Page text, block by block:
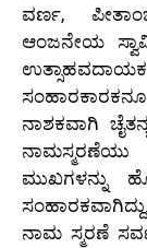
ವರ್ಣ,
ಆಂಜನೇಯ
ನಾಶಕವಾಗಿ
ಮುಖಗಳನ್ನು
ನಾಮ ಸ್ಮರಣೆ